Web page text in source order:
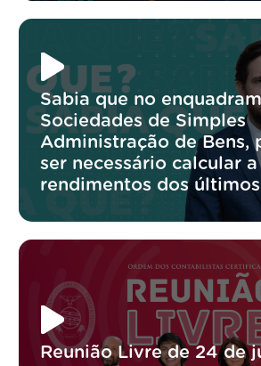
Sabia que no
Sociedades de Simples
Administração de Bens,
ser necessário calcular
rendimentos dos
Reunião Livre de 24 de